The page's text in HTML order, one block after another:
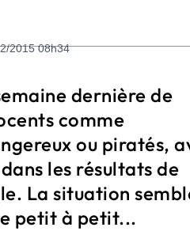
2015 08h34
dernière de
comme
ou piratés,
les résultats de
La situation
petit à petit...